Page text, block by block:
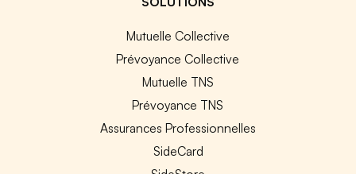
Mutuelle Collective
Prévoyance Collective
Mutuelle TNS
Prévoyance TNS
Assurances Professionnelles
SideCard